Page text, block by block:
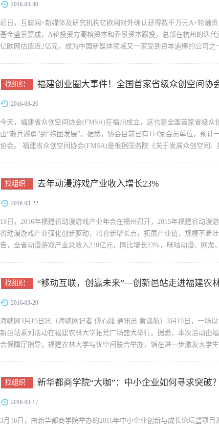
2016-03-30
近日，互联网+新媒体及研究机构亿欧网对外确认获得数千万元A+轮融
基金盛景嘉成，A轮投资方高榕资本和乔景资本跟投，总部在杭州的迭
亿欧网估值近2亿元，成为中国新媒体领域又一家受到资本追捧的公司之
找组织 福建创业圈大事件！全国首家省级众创空间协
2016-03-26
今天，福建省众创空间协会(FMSA)在福州成立，这也是全国首家省级众
由“散兵游勇”到“抱团发展”。据悉，协会目前已有114家会员单位，预计
协会。 福建省众创空间协会(FMSA)是根据国务院《关于发展众创空间
找组织 去年动漫游戏产业收入增长23%
2016-03-22
18日，2016年福建省动漫游戏产业年会在福州召开，2015年福建省动漫
省动漫游戏产业强化创新驱动，培育新增长点，拓展产业链，规模不断
告，全省动漫游戏产业总收入210亿元，同比增长23%，咪咕动漫、网龙
找组织 “移动互联，创赢未来”—创新邑站走进福建农
2016-03-20
海峡网3月19日讯（海峡网记者 傅心婕 通讯员 黄潇航）3月19日，一场
新邑站系列活动在福建农林大学拓荒广场盛大举行。据悉，本次活动由
会保障厅指导，福建农林大学与优空间联合举办，诣在进一步激发大学
找组织 新华都商学院“大咖”：中小企业如何寻求突破
2016-03-17
3月16日，由新华都商学院举办的2016年中小企业创新与成长论坛暨项目